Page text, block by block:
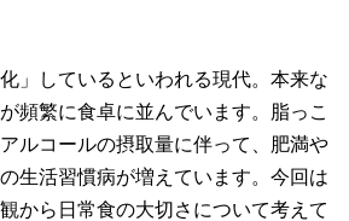
」しているといわれる現代。本来な
頻繁に食卓に並んでいます。脂っこ
ルコールの摂取量に伴って、肥満や
生活習慣病が増えています。今回は
から日常食の大切さについて考えて